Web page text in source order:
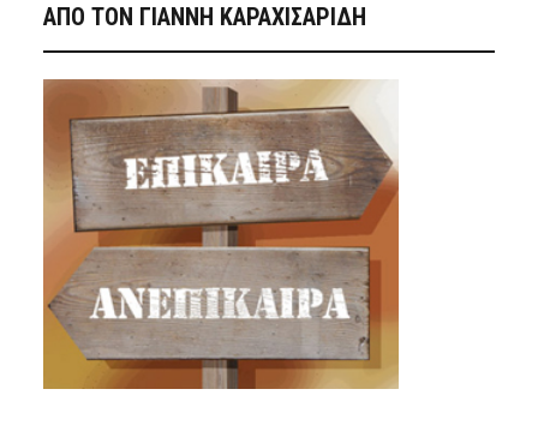
ΑΠΟ ΤΟΝ ΓΙΑΝΝΗ ΚΑΡΑΧΙΣΑΡΙΔΗ